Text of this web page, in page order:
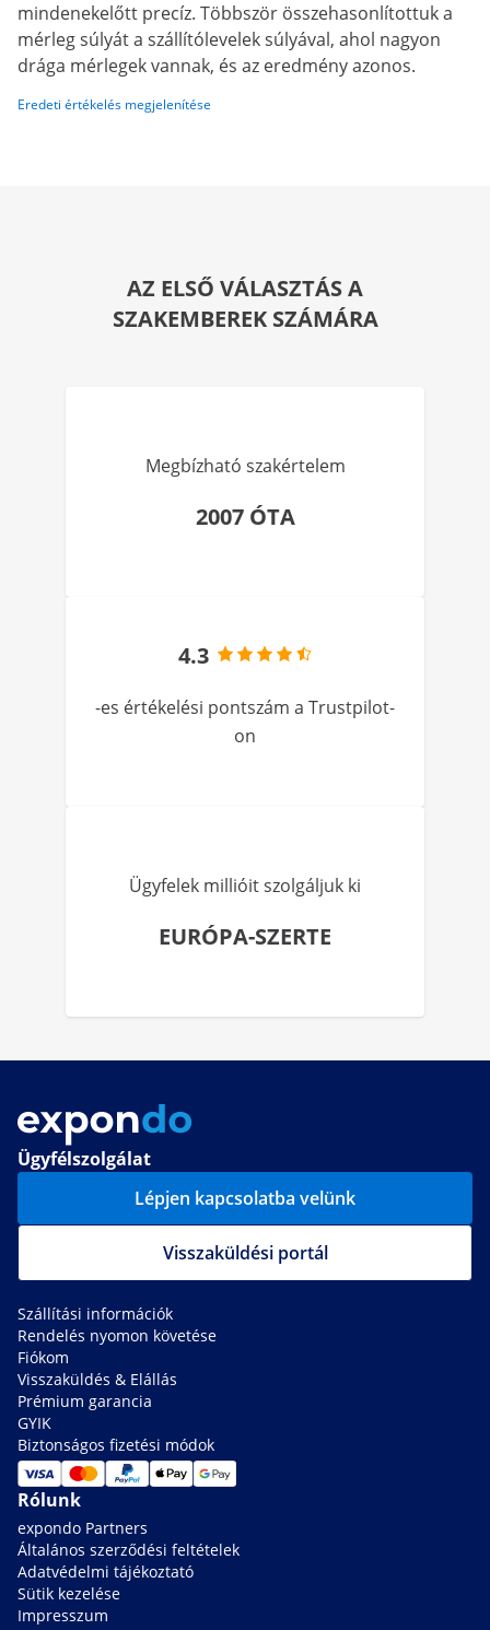
mindenekelőtt precíz. Többször összehasonlítottuk a
mérleg súlyát a szállítólevelek súlyával, ahol nagyon
drága mérlegek vannak, és az eredmény azonos.
Eredeti értékelés megjelenítése
AZ ELSŐ VÁLASZTÁS A
SZAKEMBEREK SZÁMÁRA
Megbízható szakértelem
2007 ÓTA
4.3
-es értékelési pontszám a Trustpilot-
on
Ügyfelek millióit szolgáljuk ki
EURÓPA-SZERTE
Ügyfélszolgálat
Lépjen kapcsolatba velünk
Visszaküldési portál
Szállítási információk
Rendelés nyomon követése
Fiókom
Visszaküldés & Elállás
Prémium garancia
GYIK
Biztonságos fizetési módok
Rólunk
expondo Partners
Általános szerződési feltételek
Adatvédelmi tájékoztató
Sütik kezelése
Impresszum